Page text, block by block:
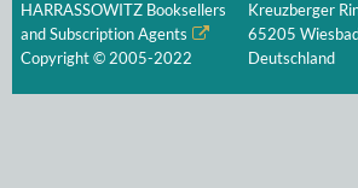
HARRASSOWITZ Booksellers
and Subscription Agents
Copyright © 2005-2022
Kreuzberger
65205
Deutschland